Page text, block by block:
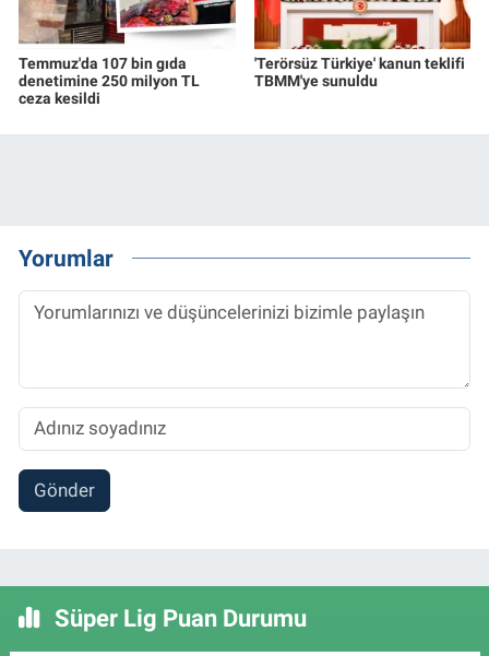
Temmuz'da 107 bin gıda
denetimine 250 milyon TL
ceza kesildi
'Terörsüz Türkiye' kanun teklifi
TBMM'ye sunuldu
Yorumlar
Gönder
Süper Lig Puan Durumu